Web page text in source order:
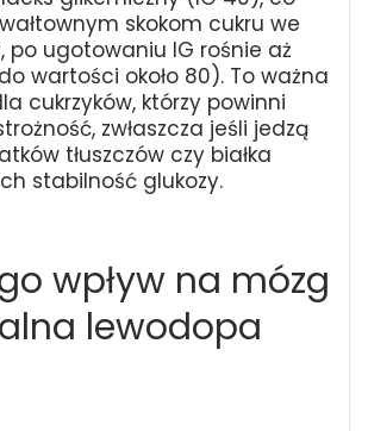
skokom cukru we
po ugotowaniu IG rośnie aż
wartości około 80). To ważna
cukrzyków, którzy powinni
zwłaszcza jeśli jedzą
tłuszczów czy białka
stabilność glukozy.
wpływ na mózg
lewodopa